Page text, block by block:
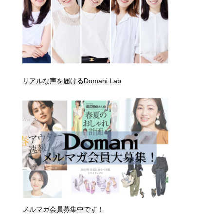
リアルな声を届けるDomani Lab
メルマガ会員募集中です！